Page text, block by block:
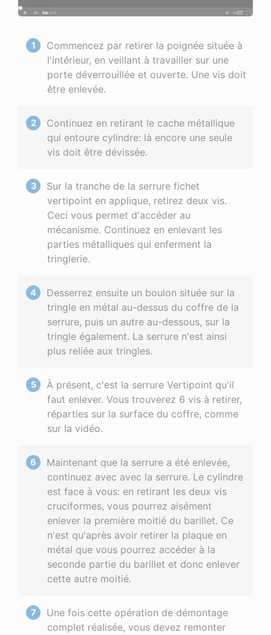
Commencez par retirer la poignée située à
l'intérieur, en veillant à travailler sur une
porte déverrouillée et ouverte. Une vis doit
être enlevée.
Continuez en retirant le cache métallique
qui entoure cylindre: là encore une seule
vis doit être dévissée.
Sur la tranche de la serrure fichet
vertipoint en applique, retirez deux vis.
Ceci vous permet d'accéder au
mécanisme. Continuez en enlevant les
parties métalliques qui enferment la
tringlerie.
Desserrez ensuite un boulon située sur la
tringle en métal au-dessus du coffre de la
serrure, puis un autre au-dessous, sur la
tringle également. La serrure n'est ainsi
plus reliée aux tringles.
À présent, c'est la serrure Vertipoint qu'il
faut enlever. Vous trouverez 6 vis à retirer,
réparties sur la surface du coffre, comme
sur la vidéo.
Maintenant que la serrure a été enlevée,
continuez avec avec la serrure. Le cylindre
est face à vous: en retirant les deux vis
cruciformes, vous pourrez aisément
enlever la première moitié du barillet. Ce
n'est qu'après avoir retirer la plaque en
métal que vous pourrez accéder à la
seconde partie du barillet et donc enlever
cette autre moitié.
Une fois cette opération de démontage
complet réalisée, vous devez remonter